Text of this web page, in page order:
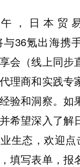
，日本贸
与36氪出海携
会（线上同步
理商和实践专
验和洞察。如
希望深入了解
生态 ，欢迎点
填写表单，报